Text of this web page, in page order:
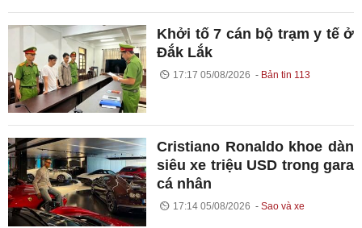
Khởi tố 7 cán bộ trạm y tế ở
Đắk Lắk
17:17 05/08/2026 Bản tin 113
Cristiano Ronaldo khoe dàn
siêu xe triệu USD trong gara
cá nhân
17:14 05/08/2026 Sao và xe